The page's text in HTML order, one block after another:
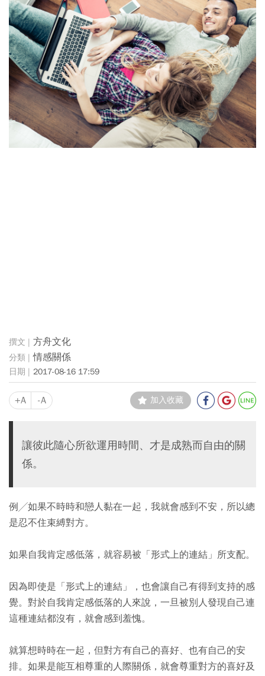
方舟文化
情感關係
2017-08-16 17:59
+A -A 加入收藏
讓彼此隨心所欲運用時間、才是成熟而自由的關
係。
例╱如果不時時和戀人黏在一起，我就會感到不安，所以總
是忍不住束縛對方。
如果自我肯定感低落，就容易被「形式上的連結」所支配。
因為即使是「形式上的連結」，也會讓自己有得到支持的感
覺。對於自我肯定感低落的人來說，一旦被別人發現自己連
這種連結都沒有，就會感到羞愧。
就算想時時在一起，但對方有自己的喜好、也有自己的安
排。如果是能互相尊重的人際關係，就會尊重對方的喜好及